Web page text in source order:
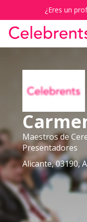
¿Eres un
Maestros de
Presentadores
Alicante, 03190,